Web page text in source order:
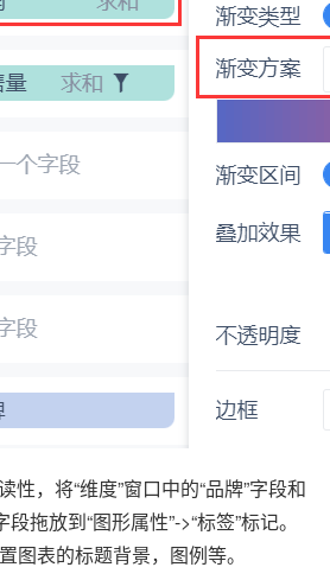
性，将“维度”窗口中的“品牌”字段和
拖放到“图形属性”->“标签”标记。
图表的标题背景，图例等。